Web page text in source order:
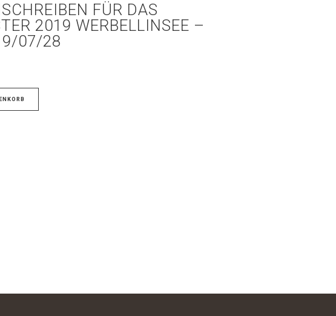
FÜR DAS
2019 WERBELLINSEE –
07/28